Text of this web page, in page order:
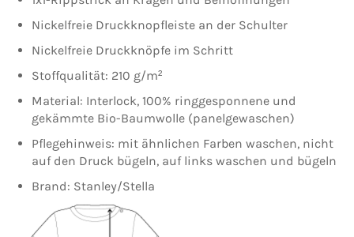
Nickelfreie Druckknopfleiste an der Schulter
Nickelfreie Druckknöpfe im Schritt
Stoffqualität: 210 g/m²
Material: Interlock, 100% ringgesponnene und
gekämmte Bio-Baumwolle (panelgewaschen)
Pflegehinweis: mit ähnlichen Farben waschen, nicht
auf den Druck bügeln, auf links waschen und bügeln
Brand: Stanley/Stella